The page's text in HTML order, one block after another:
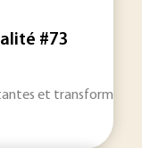
#73
et